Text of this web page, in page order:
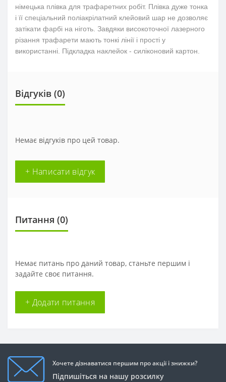
німецька плівка для трафаретних робіт. Плівка дуже тонка
і її спеціальний поліакрілатний клейовий шар не дозволяє
затікати фарбі на ніготь. Завдяки високоточної лазерного
різання трафарети мають тонкі лінії і прості у
використанні. Підкладка наклейок - силіконовий картон.
Відгуків (0)
Немає відгуків про цей товар.
+ Написати відгук
Питання (0)
Немає питань про даний товар, станьте першим і
задайте своє питання.
+ Додати питання
Хочете дізнаватися першим про акції і знижки?
Підпишіться на нашу розсилку